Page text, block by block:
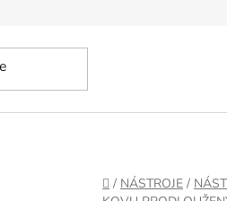
DOMŮ
/ NÁSTROJE /